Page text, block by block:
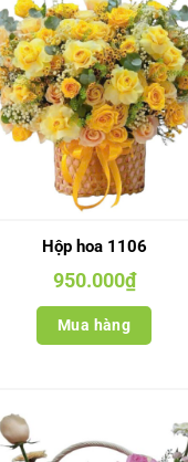
Hộp hoa 1106
950.000₫
Mua hàng